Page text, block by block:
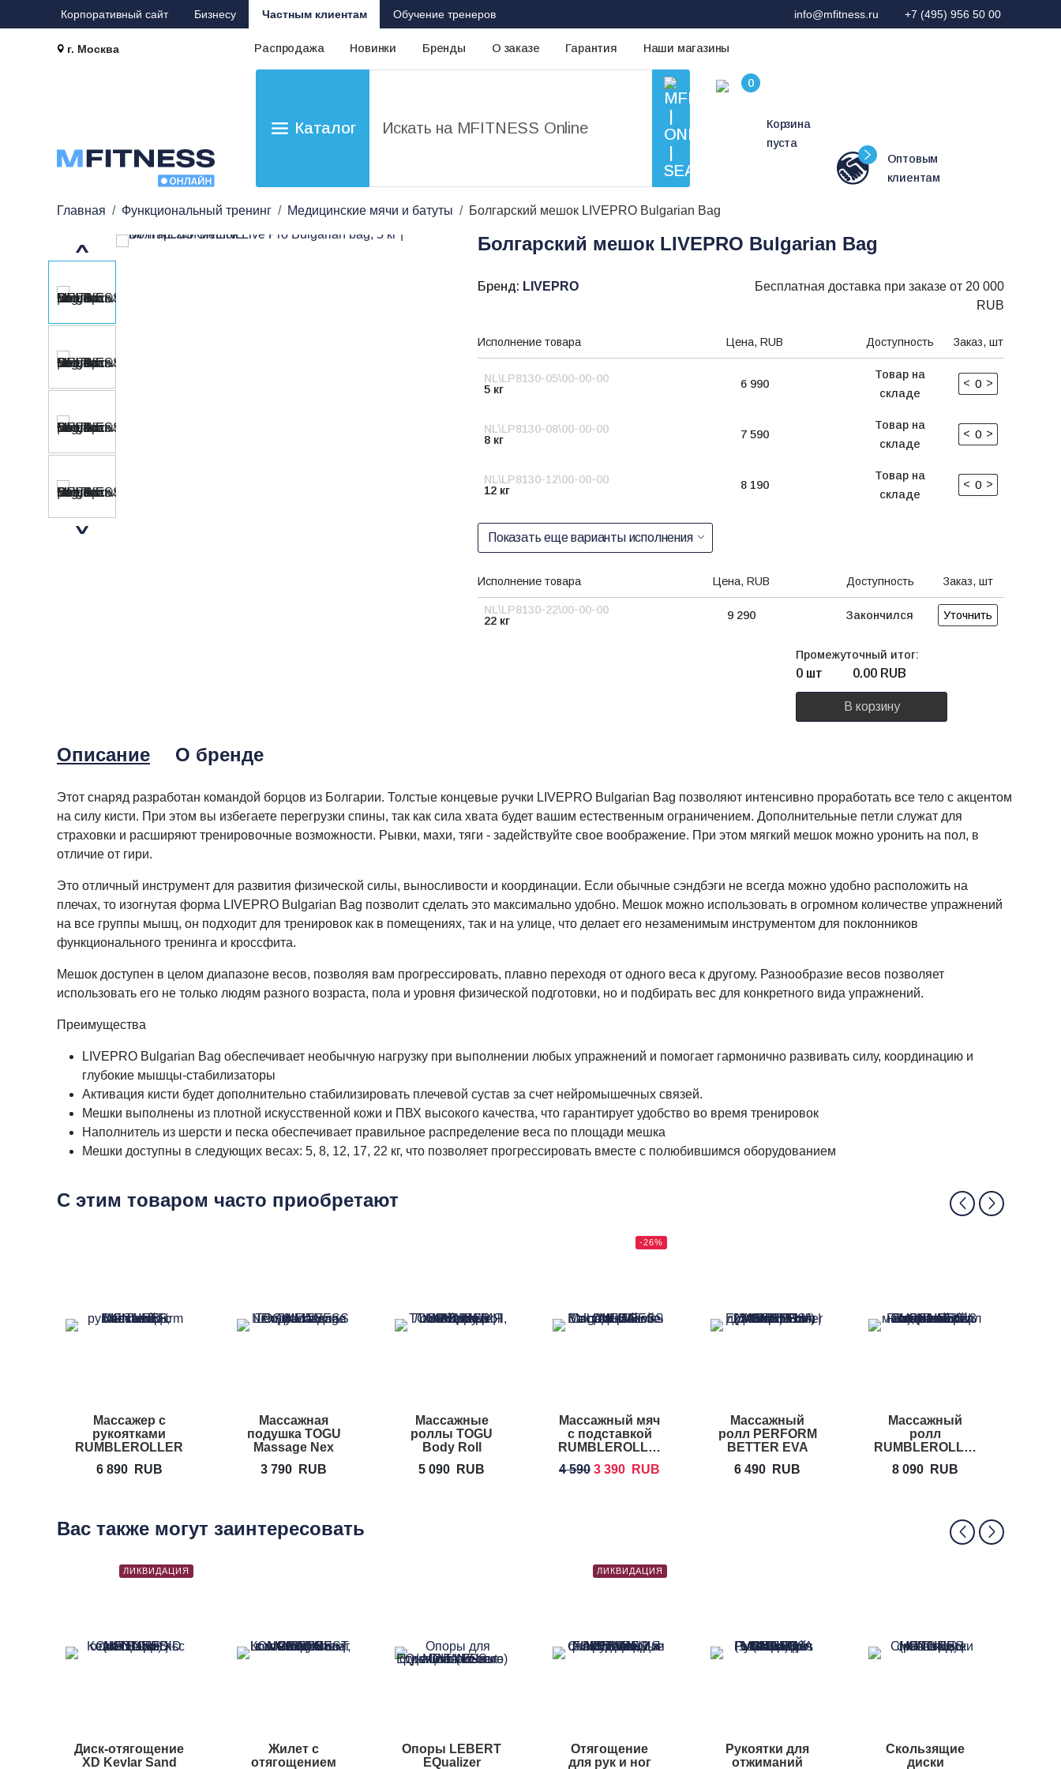
Корпоративный сайт Бизнесу Частным клиентам Обучение тренеров info@mfitness.ru +7 (495) 956 50 00
г. Москва Распродажа Новинки Бренды О заказе Гарантия Наши магазины
Каталог
Корзина
пуста
Оптовым
клиентам
Главная Функциональный тренинг Медицинские мячи и батуты Болгарский мешок LIVEPRO Bulgarian Bag
Болгарский мешок LIVEPRO Bulgarian Bag
Бренд: LIVEPRO
Бесплатная доставка при заказе от 20 000
RUB
Исполнение товара Цена, RUB Доступность Заказ, шт
NL\LP8130-05\00-00-00
5 кг
6 990
Товар на
складе
< >
NL\LP8130-08\00-00-00
8 кг
7 590
Товар на
складе
< >
NL\LP8130-12\00-00-00
12 кг
8 190
Товар на
складе
< >
Показать еще варианты исполнения
Исполнение товара Цена, RUB Доступность Заказ, шт
NL\LP8130-22\00-00-00
22 кг
9 290 Закончился Уточнить
Промежуточный итог:
0 шт 0.00 RUB
В корзину
Описание О бренде
Этот снаряд разработан командой борцов из Болгарии. Толстые концевые ручки LIVEPRO Bulgarian Bag позволяют интенсивно проработать все тело с акцентом
на силу кисти. При этом вы избегаете перегрузки спины, так как сила хвата будет вашим естественным ограничением. Дополнительные петли служат для
страховки и расширяют тренировочные возможности. Рывки, махи, тяги - задействуйте свое воображение. При этом мягкий мешок можно уронить на пол, в
отличие от гири.
Это отличный инструмент для развития физической силы, выносливости и координации. Если обычные сэндбэги не всегда можно удобно расположить на
плечах, то изогнутая форма LIVEPRO Bulgarian Bag позволит сделать это максимально удобно. Мешок можно использовать в огромном количестве упражнений
на все группы мышц, он подходит для тренировок как в помещениях, так и на улице, что делает его незаменимым инструментом для поклонников
функционального тренинга и кроссфита.
Мешок доступен в целом диапазоне весов, позволяя вам прогрессировать, плавно переходя от одного веса к другому. Разнообразие весов позволяет
использовать его не только людям разного возраста, пола и уровня физической подготовки, но и подбирать вес для конкретного вида упражнений.
Преимущества
LIVEPRO Bulgarian Bag обеспечивает необычную нагрузку при выполнении любых упражнений и помогает гармонично развивать силу, координацию и
глубокие мышцы-стабилизаторы
Активация кисти будет дополнительно стабилизировать плечевой сустав за счет нейромышечных связей.
Мешки выполнены из плотной искусственной кожи и ПВХ высокого качества, что гарантирует удобство во время тренировок
Наполнитель из шерсти и песка обеспечивает правильное распределение веса по площади мешка
Мешки доступны в следующих весах: 5, 8, 12, 17, 22 кг, что позволяет прогрессировать вместе с полюбившимся оборудованием
С этим товаром часто приобретают
Массажер с
рукоятками
RUMBLEROLLER
6 890 RUB
Массажная
подушка TOGU
Massage Nex
3 790
RUB
Массажные
роллы TOGU
Body Roll
5 090
RUB
-26%
Массажный мяч
с подставкой
RUMBLEROLLER
Ball
4 590 3 390 RUB
Массажный
ролл PERFORM
BETTER EVA
6 490 RUB
Массажный
ролл
RUMBLEROLLER
8 090 RUB
Вас также могут заинтересовать
ЛИКВИДАЦИЯ
Диск-отягощение
XD Kevlar Sand
Жилет с
отягощением
Опоры LEBERT
EQualizer
ЛИКВИДАЦИЯ
Отягощение
для рук и ног
Рукоятки для
отжиманий
Скользящие
диски